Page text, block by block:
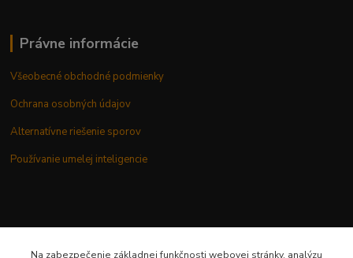
Právne informácie
Všeobecné obchodné podmienky
Ochrana osobných údajov
Alternatívne riešenie sporov
Používanie umelej inteligencie
Na zabezpečenie základnej funkčnosti webovej stránky, analýzu